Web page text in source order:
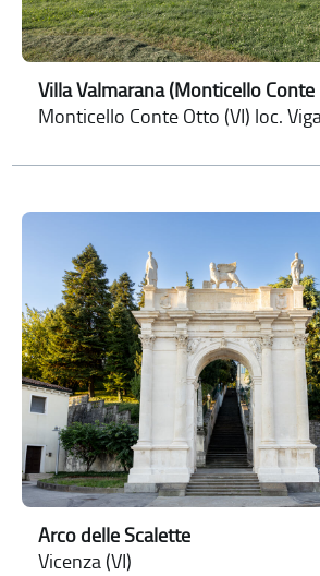
Villa Valmarana (Monticello Conte
Monticello Conte Otto (VI) loc.
Arco delle Scalette
Vicenza (VI)